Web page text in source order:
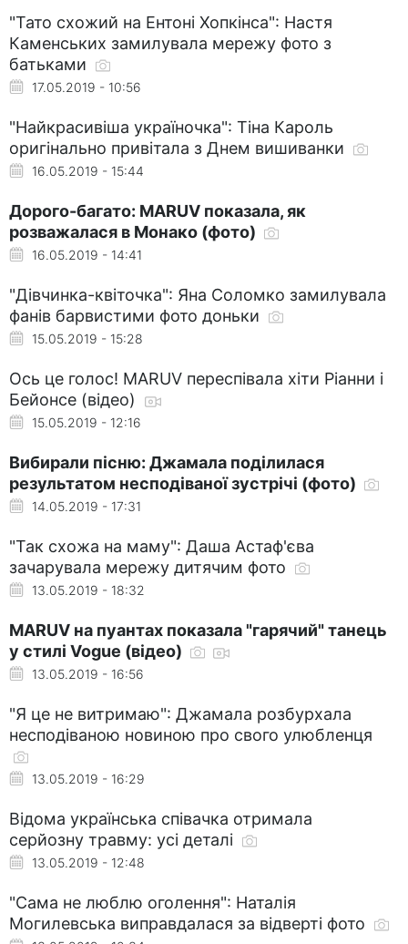
"Тато схожий на Ентоні Хопкінса": Настя
Каменських замилувала мережу фото з
батьками
17.05.2019 - 10:56
"Найкрасивіша україночка": Тіна Кароль
оригінально привітала з Днем вишиванки
16.05.2019 - 15:44
Дорого-багато: MARUV показала, як
розважалася в Монако (фото)
16.05.2019 - 14:41
"Дівчинка-квіточка": Яна Соломко замилувала
фанів барвистими фото доньки
15.05.2019 - 15:28
Ось це голос! MARUV переспівала хіти Ріанни і
Бейонсе (відео)
15.05.2019 - 12:16
Вибирали пісню: Джамала поділилася
результатом несподіваної зустрічі (фото)
14.05.2019 - 17:31
"Так схожа на маму": Даша Астаф'єва
зачарувала мережу дитячим фото
13.05.2019 - 18:32
MARUV на пуантах показала "гарячий" танець
у стилі Vogue (відео)
13.05.2019 - 16:56
"Я це не витримаю": Джамала розбурхала
несподіваною новиною про свого улюбленця
13.05.2019 - 16:29
Відома українська співачка отримала
серйозну травму: усі деталі
13.05.2019 - 12:48
"Сама не люблю оголення": Наталія
Могилевська виправдалася за відверті фото